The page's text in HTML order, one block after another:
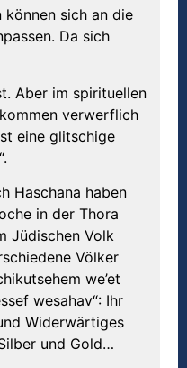
können sich an die
Da sich
Aber im spirituellen
verwerflich
eine glitschige
Haschana haben
in der Thora
Jüdischen Volk
Völker
we’et
wesahav“: Ihr
Widerwärtiges
und Gold…